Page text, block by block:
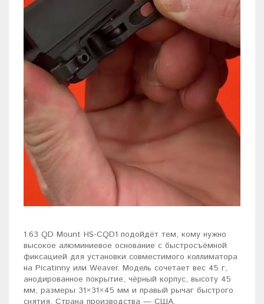
1.63 QD Mount HS-CQD1 подойдёт тем, кому нужно
высокое алюминиевое основание с быстросъёмной
фиксацией для установки совместимого коллиматора
на Picatinny или Weaver. Модель сочетает вес 45 г,
анодированное покрытие, чёрный корпус, высоту 45
мм, размеры 31×31×45 мм и правый рычаг быстрого
снятия. Страна производства — США.